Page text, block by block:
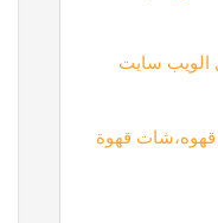
الويب سايت
قهوة